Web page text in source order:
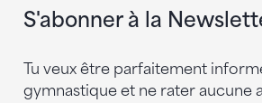
S'abonner à la
Tu veux être parfaitement
gymnastique et ne rater aucune